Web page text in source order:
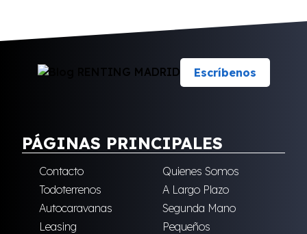
Escríbenos
PÁGINAS PRINCIPALES
Contacto
Quienes Somos
Todoterrenos
A Largo Plazo
Autocaravanas
Segunda Mano
Leasing
Pequeños